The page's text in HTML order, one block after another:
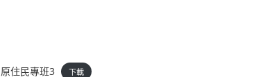
原住民專班3 下載